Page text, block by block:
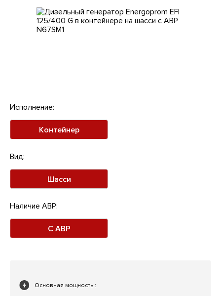
Исполнение:
Контейнер
Вид:
Шасси
Наличие АВР:
С АВР
Основная мощность :